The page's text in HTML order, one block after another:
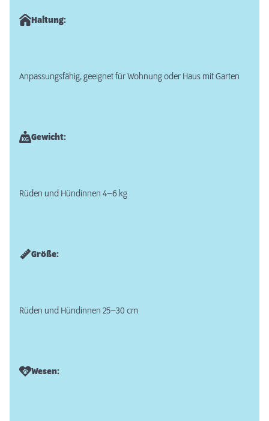
Haltung:
Anpassungsfähig, geeignet für Wohnung oder Haus mit Garten
Gewicht:
Rüden und Hündinnen 4–6 kg
Größe:
Rüden und Hündinnen 25–30 cm
Wesen: